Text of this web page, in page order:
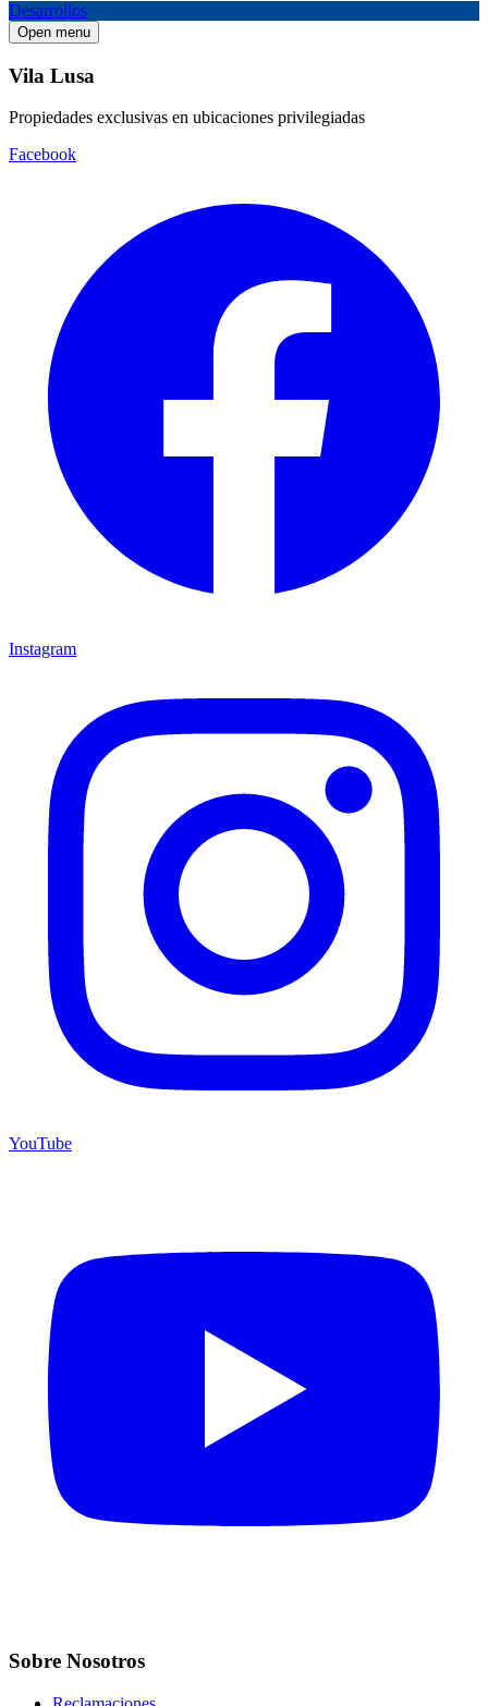
Desarrollos
Open menu
Vila Lusa
Propiedades exclusivas en ubicaciones privilegiadas
Facebook
Instagram
YouTube
Sobre Nosotros